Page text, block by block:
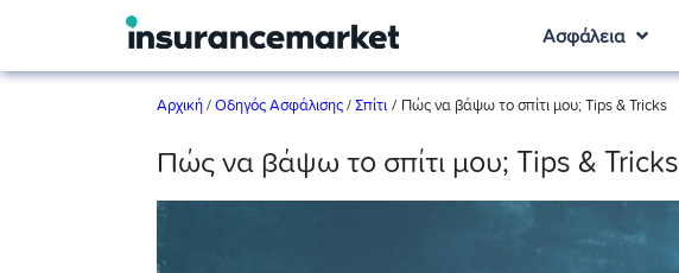
Ασφάλεια
Αρχική / Οδηγός Ασφάλισης / Σπίτι / Πώς να βάψω το σπίτι μου; Tips & Tricks
Πώς να βάψω το σπίτι μου; Tips & Tricks